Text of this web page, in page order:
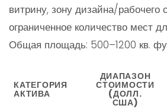
витрину, зону дизайна/рабочего
ограниченное количество мест
Общая площадь: 500–1200 кв.
КАТЕГОРИЯ
АКТИВА
ДИАПАЗОН
СТОИМОСТИ
(ДОЛЛ.
США)